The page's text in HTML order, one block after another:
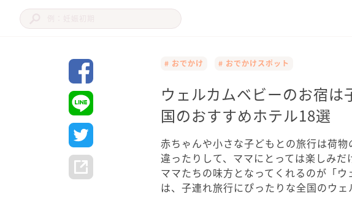
# おでかけ # おでかけスポット
ウェルカムベビーのお宿
国のおすすめホテル18選
赤ちゃんや小さな子どもとの旅行は荷
違ったりして、ママにとっては楽しみ
ママたちの味方となってくれるのが「
は、子連れ旅行にぴったりな全国のウェ